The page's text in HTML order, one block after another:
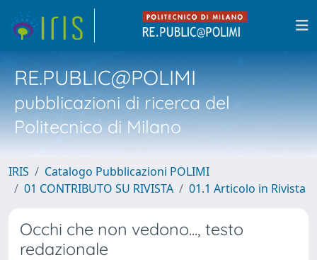
RE.PUBLIC@POLIMI
pubblicazioni di ricerca del
Politecnico di Milano
IRIS
Catalogo Pubblicazioni POLIMI
01 CONTRIBUTO SU RIVISTA
01.1 Articolo in Rivista
Occhi che non vedono..., testo
redazionale